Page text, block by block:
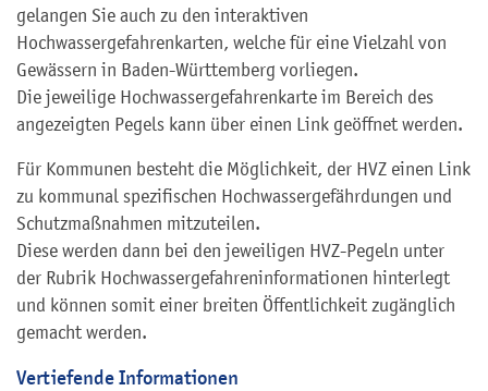
gelangen Sie auch zu den interaktiven
Hochwassergefahrenkarten, welche für eine Vielzahl von
Gewässern in Baden-Württemberg vorliegen.
Die jeweilige Hochwassergefahrenkarte im Bereich des
angezeigten Pegels kann über einen Link geöffnet werden.
Für Kommunen besteht die Möglichkeit, der HVZ einen Link
zu kommunal spezifischen Hochwassergefährdungen und
Schutzmaßnahmen mitzuteilen.
Diese werden dann bei den jeweiligen HVZ-Pegeln unter
der Rubrik Hochwassergefahreninformationen hinterlegt
und können somit einer breiten Öffentlichkeit zugänglich
gemacht werden.
Vertiefende Informationen